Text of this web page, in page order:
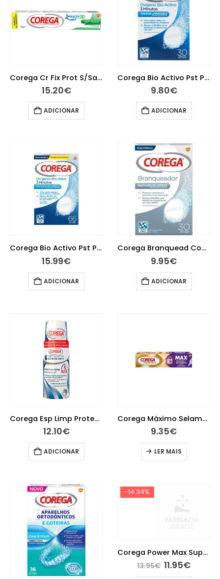
Corega Cr Fix Prot S/Sabor 70 G
15.20€
ADICIONAR
Corega Bio Activo Pst Protese X 30
9.80€
ADICIONAR
Corega Bio Activo Pst Protese X66
15.99€
ADICIONAR
Corega Branquead Comp Ef X 30
9.95€
ADICIONAR
Corega Esp Limp Protese 125ml
12.10€
ADICIONAR
Corega Máximo Selamento Creme fixador para prótese dentária 40 g com Desconto de 20%
9.35€
LER MAIS
-14.34%
Corega Power Max Supreme Cr Fix Prot40G
13.95€ 11.95€